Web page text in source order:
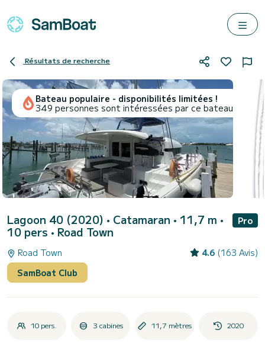
Résultats de recherche
Bateau populaire - disponibilités limitées !
349 personnes sont intéressées par ce bateau
Lagoon 40 (2020) • Catamaran • 11,7 m •
10 pers • Road Town
Pro
Road Town 4.6 (163 Avis)
SamBoat Club
10 pers. 3 cabines 11,7 mètres 2020